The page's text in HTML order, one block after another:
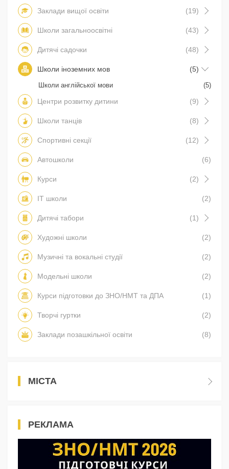
Заклади вищої освіти (19)
Школи загальноосвітні (43)
Дитячі садочки (48)
Школи іноземних мов (5)
Школи англійської мови (5)
Центри розвитку дитини (9)
Школи танців (8)
Спортивні секції (12)
Автошколи (6)
Курси (2)
IT школи (2)
Дитячі табори (1)
Художні школи (2)
Музичні та вокальні студії (2)
Модельні школи (2)
Курси підготовки до ЗНО/НМТ та ДПА (1)
Творчі гуртки (2)
Заклади позашкільної освіти (8)
МІСТА
РЕКЛАМА